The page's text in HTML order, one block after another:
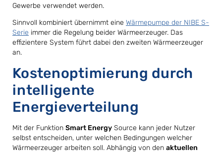
Gewerbe verwendet werden.
Sinnvoll kombiniert übernimmt eine Wärmepumpe der NIBE S-
Serie immer die Regelung beider Wärmeerzeuger. Das
effizientere System führt dabei den zweiten Wärmeerzeuger
an.
Kostenoptimierung durch
intelligente
Energieverteilung
Mit der Funktion Smart Energy Source kann jeder Nutzer
selbst entscheiden, unter welchen Bedingungen welcher
Wärmeerzeuger arbeiten soll. Abhängig von den aktuellen